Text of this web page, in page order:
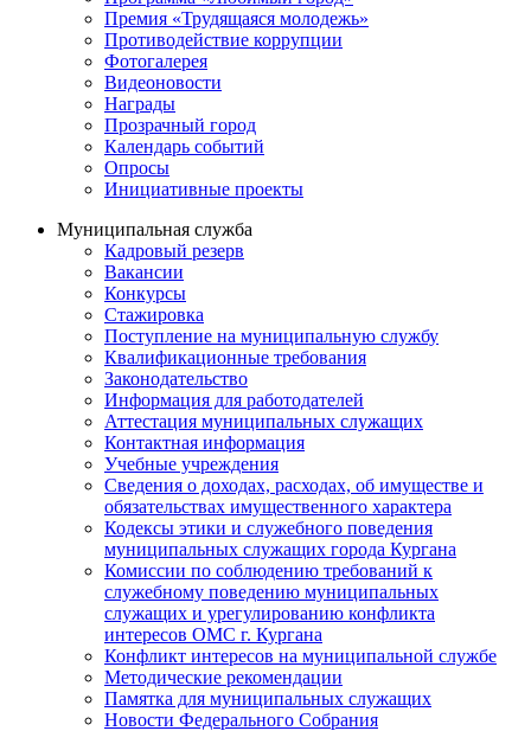
Премия «Трудящаяся молодежь»
Противодействие коррупции
Фотогалерея
Видеоновости
Награды
Прозрачный город
Календарь событий
Опросы
Инициативные проекты
Муниципальная служба
Кадровый резерв
Вакансии
Конкурсы
Стажировка
Поступление на муниципальную службу
Квалификационные требования
Законодательство
Информация для работодателей
Аттестация муниципальных служащих
Контактная информация
Учебные учреждения
Сведения о доходах, расходах, об имуществе и
обязательствах имущественного характера
Кодексы этики и служебного поведения
муниципальных служащих города Кургана
Комиссии по соблюдению требований к
служебному поведению муниципальных
служащих и урегулированию конфликта
интересов ОМС г. Кургана
Конфликт интересов на муниципальной службе
Методические рекомендации
Памятка для муниципальных служащих
Новости Федерального Cобрания